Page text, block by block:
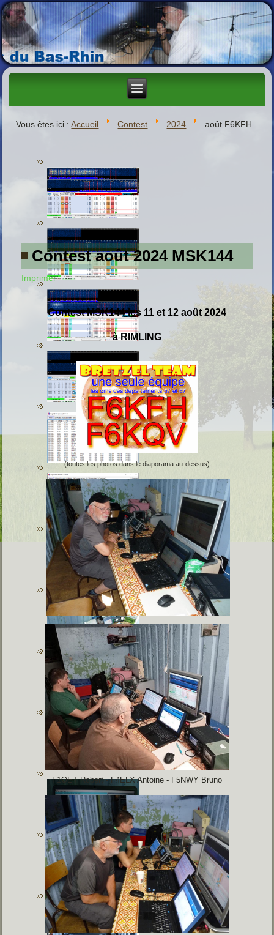
Vous êtes ici :Accueil Contest 2024 août F6KFH
Contest août 2024 MSK144
Imprimer
ContestMSK144 les 11 et 12 août 2024
à RIMLING
(toutes les photos dans le diaporama au-dessus)
F1OET Robert - F4ELX Antoine - F5NWY Bruno